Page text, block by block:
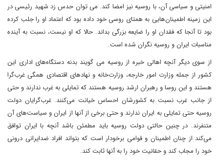
امنیتی و سیاسی آن، با روسیه نیز امضا کند. می توان حدس زد شهید رئیسی در
این زمینه اطمینان‌هایی به همتای روسی خود داده بود که اعتماد او را جلب کرده
بود تا آنجا که فقدان او را ضایعه بزرگی بداند. حالا که او نیست، نسبت به آینده
مناسبات ایران و روسیه نگران شده است.
از سوی دیگر آنچه اهالی خبره از روسیه می گویند بدنه دستگاه‌های اداری این
کشور از جمله وزارت امور خارجه، وزارت‌خانه و نهادهای اقتصادی همگی غرب‌گرا
هستند و این روسا و رهبران ارشد روسیه هستند که تمایلی به غرب ندارند و حتی
از جانب غرب نسبت به کشورشان احساس خیانت می‌کنند. غرب‌گرایان دولت
روسیه حتی تمایلی به ایران ندارند و حتی برخی از آنها از ایران و سیاست‌های آن
متنفرند. در چنین حالتی دولت روسیه باید مطمئن باشد آنچه با ایران توافق
می‌کند از چنان اطمینان و قوامی برخودار است که بتواند افراد ضدایرانی درونی
خود را مجاب کند و حقانیت خود را به آنها ثابت کند.